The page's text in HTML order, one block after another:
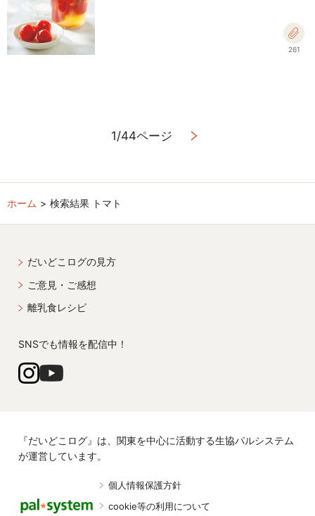
261
1/44ページ
ホーム 検索結果 トマト
だいどこログの見方
ご意見・ご感想
離乳食レシピ
SNSでも情報を配信中！
『だいどこログ』は、関東を中心に活動する生協パルシステム
が運営しています。
個人情報保護方針
cookie等の利用について